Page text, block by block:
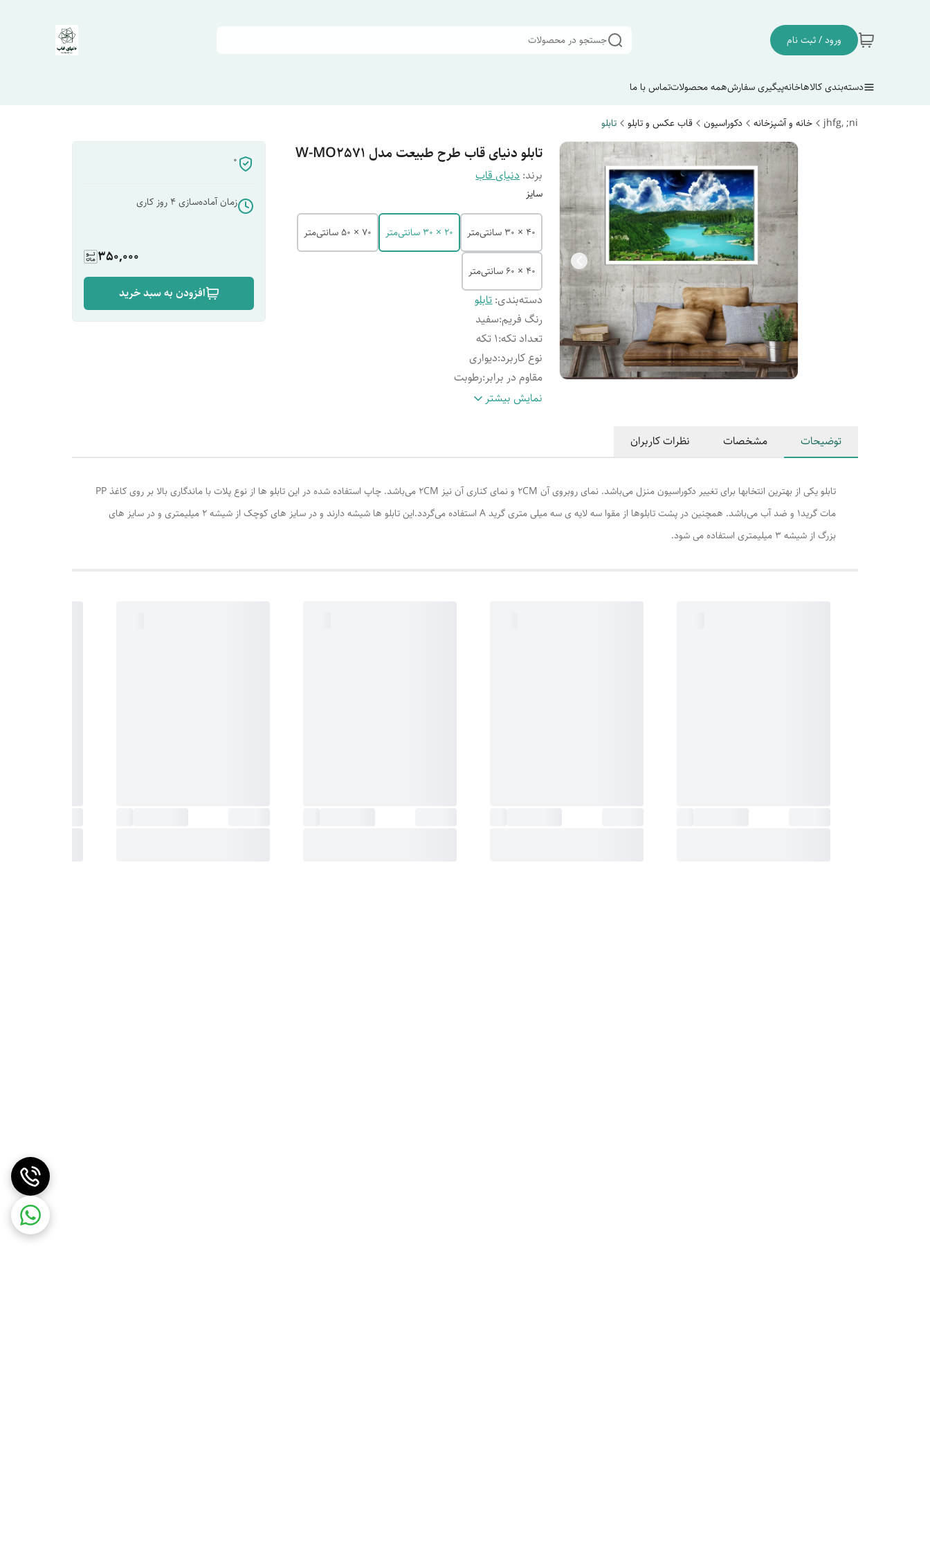
ورود / ثبت نام جستجو در محصولات
دسته‌بندی کالاهاخانهپیگیری سفارشهمه محصولاتتماس با ما
jhfg, ;ni خانه و آشپزخانه دکوراسیون قاب عکس و تابلو تابلو
تابلو دنیای قاب طرح طبیعت مدل W-MO2571
برند:دنیای قاب
سایز
40 × 30 سانتی‌متر 20 × 30 سانتی‌متر 70 × 50 سانتی‌متر
40 × 60 سانتی‌متر
دسته‌بندی:تابلو
رنگ فریم:سفید
تعداد تکه:1 تکه
نوع کاربرد:دیواری
مقاوم در برابر:رطوبت
نحوه شست‌وشو: نمایش بیشتر
0
زمان آماده‌سازی4 روز کاری
350,000
افزودن به سبد خرید
توضیحات مشخصات نظرات کاربران
تابلو یکی از بهترین انتخابها برای تغییر دکوراسیون منزل می‌باشد. نمای روبروی آن 2CM و نمای کناری آن نیز 2CM می‌باشد. چاپ استفاده شده در این تابلو ها از نوع پلات با ماندگاری بالا بر روی کاغذ PP
مات گرید1 و ضد آب می‌باشد. همچنین در پشت تابلوها از مقوا سه لایه ی سه میلی متری گرید A استفاده می‌گردد.این تابلو ها شیشه دارند و در سایز های کوچک از شیشه 2 میلیمتری و در سایز های
بزرگ از شیشه 3 میلیمتری استفاده می شود.